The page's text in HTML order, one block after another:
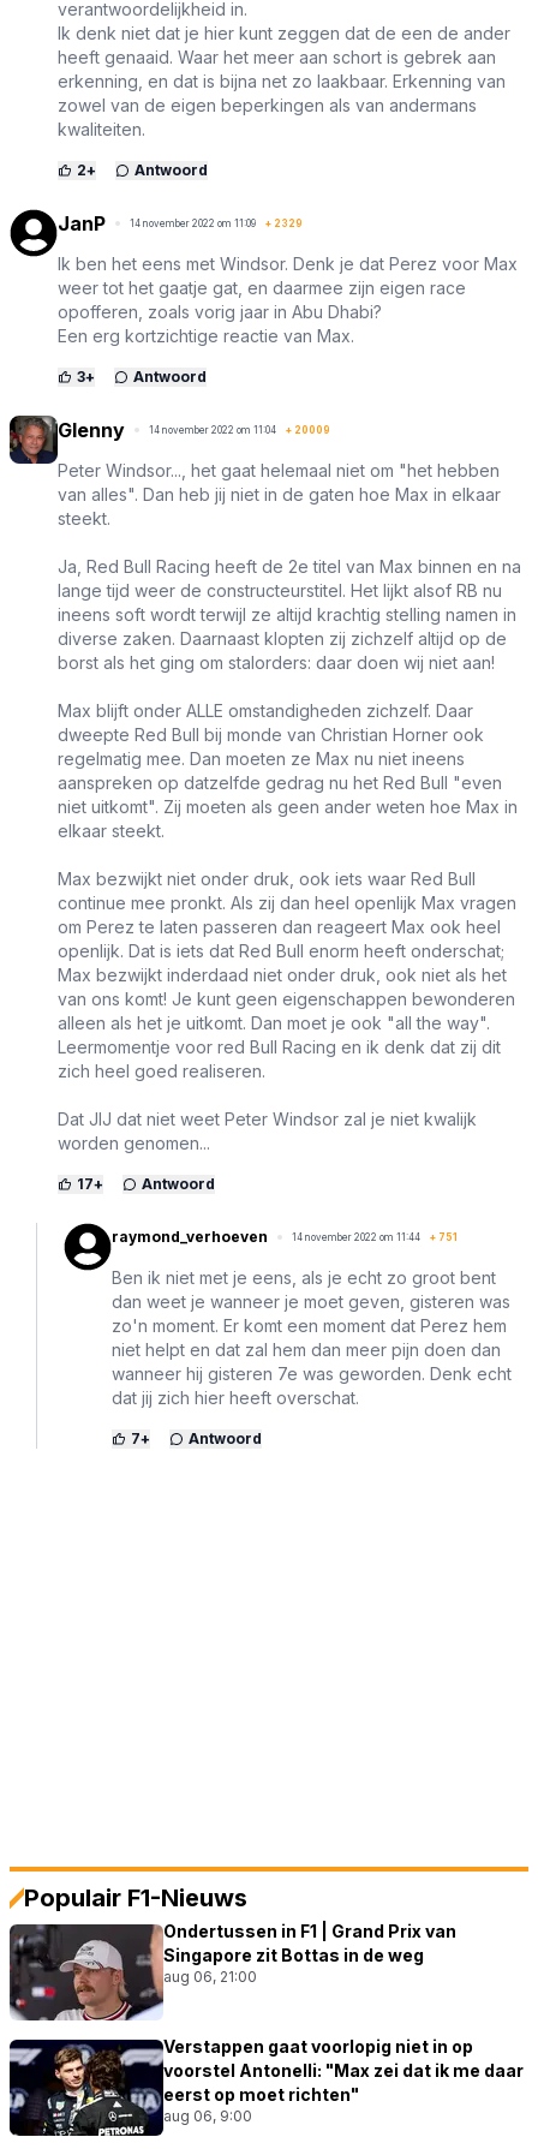
verantwoordelijkheid in.
Ik denk niet dat je hier kunt zeggen dat de een de ander
heeft genaaid. Waar het meer aan schort is gebrek aan
erkenning, en dat is bijna net zo laakbaar. Erkenning van
zowel van de eigen beperkingen als van andermans
kwaliteiten.
2+ Antwoord
JanP 14 november 2022 om 11:09 + 2329
Ik ben het eens met Windsor. Denk je dat Perez voor Max
weer tot het gaatje gat, en daarmee zijn eigen race
opofferen, zoals vorig jaar in Abu Dhabi?
Een erg kortzichtige reactie van Max.
3+ Antwoord
Glenny 14 november 2022 om 11:04 + 20009
Peter Windsor..., het gaat helemaal niet om "het hebben
van alles". Dan heb jij niet in de gaten hoe Max in elkaar
steekt.
Ja, Red Bull Racing heeft de 2e titel van Max binnen en na
lange tijd weer de constructeurstitel. Het lijkt alsof RB nu
ineens soft wordt terwijl ze altijd krachtig stelling namen in
diverse zaken. Daarnaast klopten zij zichzelf altijd op de
borst als het ging om stalorders: daar doen wij niet aan!
Max blijft onder ALLE omstandigheden zichzelf. Daar
dweepte Red Bull bij monde van Christian Horner ook
regelmatig mee. Dan moeten ze Max nu niet ineens
aanspreken op datzelfde gedrag nu het Red Bull "even
niet uitkomt". Zij moeten als geen ander weten hoe Max in
elkaar steekt.
Max bezwijkt niet onder druk, ook iets waar Red Bull
continue mee pronkt. Als zij dan heel openlijk Max vragen
om Perez te laten passeren dan reageert Max ook heel
openlijk. Dat is iets dat Red Bull enorm heeft onderschat;
Max bezwijkt inderdaad niet onder druk, ook niet als het
van ons komt! Je kunt geen eigenschappen bewonderen
alleen als het je uitkomt. Dan moet je ook "all the way".
Leermomentje voor red Bull Racing en ik denk dat zij dit
zich heel goed realiseren.
Dat JIJ dat niet weet Peter Windsor zal je niet kwalijk
worden genomen...
17+ Antwoord
raymond_verhoeven 14 november 2022 om 11:44 + 751
Ben ik niet met je eens, als je echt zo groot bent
dan weet je wanneer je moet geven, gisteren was
zo'n moment. Er komt een moment dat Perez hem
niet helpt en dat zal hem dan meer pijn doen dan
wanneer hij gisteren 7e was geworden. Denk echt
dat jij zich hier heeft overschat.
7+ Antwoord
Populair F1-Nieuws
Ondertussen in F1 | Grand Prix van
Singapore zit Bottas in de weg
aug 06, 21:00
Verstappen gaat voorlopig niet in op
voorstel Antonelli: "Max zei dat ik me daar
eerst op moet richten"
aug 06, 9:00